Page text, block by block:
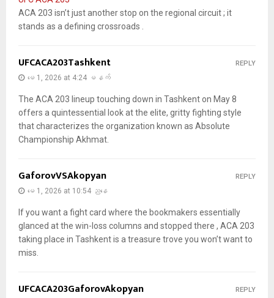
ACA 203 isn’t just another stop on the regional circuit ; it
stands as a defining crossroads .
UFCACA203Tashkent
မေ 1, 2026 at 4:24 မနက်
The ACA 203 lineup touching down in Tashkent on May 8
offers a quintessential look at the elite, gritty fighting style
that characterizes the organization known as Absolute
Championship Akhmat.
REPLY
GaforovVSAkopyan
မေ 1, 2026 at 10:54 ညနေ
If you want a fight card where the bookmakers essentially
glanced at the win-loss columns and stopped there , ACA 203
taking place in Tashkent is a treasure trove you won’t want to
miss.
REPLY
UFCACA203GaforovAkopyan REPLY